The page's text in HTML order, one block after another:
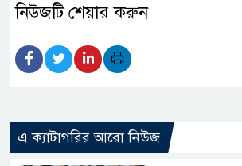
নিউজটি শেয়ার করুন
এ ক্যাটাগরির আরো নিউজ